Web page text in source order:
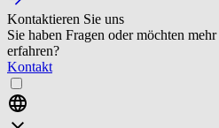
Kontaktieren Sie uns
Sie haben Fragen oder möchten
erfahren?
Kontakt